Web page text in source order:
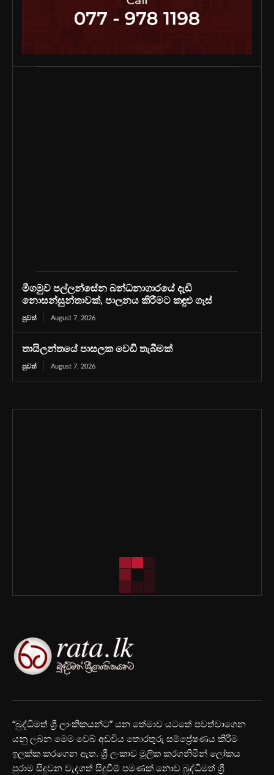
මීගමුව පල්ලන්සේන බන්ධනාගාරයේ දැඩි
නොසන්සුන්තාවක්, පාලනය කිරීමට කඳුළු ගෑස්
පුවත් August 7, 2026
තායිලන්තයේ පාසලක වෙඩි තැබීමක්
පුවත් August 7, 2026
“බුද්ධිමත් ශ්‍රී ලාංකිකයන්ට” යන තේමාව යටතේ පවත්වාගෙන
යනු ලබන මෙම වෙබ් අඩවිය තොරතුරු සම්ප්‍රේෂණය කිරීම
ඉලක්ක කරගෙන ඇත. ශ්‍රී ලංකාව මූලික කරගනිමින් ලෝකය
පුරාම සිදුවන වැදගත් සිදුවීම් පමණක් නොව බුද්ධිමත් ශ්‍රී